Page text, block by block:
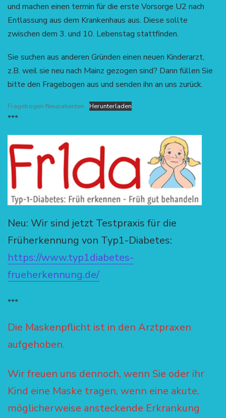
und machen einen termin für die erste Vorsorge U2 nach
Entlassung aus dem Krankenhaus aus. Diese sollte
zwischen dem 3. und 10. Lebenstag stattfinden.
Sie suchen aus anderen Gründen einen neuen Kinderarzt,
z.B. weil sie neu nach Mainz gezogen sind? Dann füllen Sie
bitte den Fragebogen aus und senden ihn an uns zurück.
Fragebogen Neupatienten Herunterladen
***
Neu: Wir sind jetzt Testpraxis für die
Früherkennung von Typ1-Diabetes:
https://www.typ1diabetes-
frueherkennung.de/
***
Die Maskenpflicht ist in den Arztpraxen
aufgehoben.
Wir freuen uns dennoch, wenn Sie oder ihr
Kind eine Maske tragen, wenn eine akute,
möglicherweise ansteckende Erkrankung